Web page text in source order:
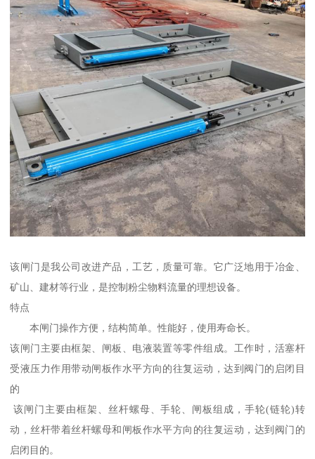
该闸门是我公司改进产品，工艺，质量可靠。它广泛地用于冶金、
矿山、建材等行业，是控制粉尘物料流量的理想设备。
特点
本闸门操作方便，结构简单。性能好，使用寿命长。
该闸门主要由框架、闸板、电液装置等零件组成。工作时，活塞杆
受液压力作用带动闸板作水平方向的往复运动，达到阀门的启闭目
的
该闸门主要由框架、丝杆螺母、手轮、闸板组成，手轮(链轮)转
动，丝杆带着丝杆螺母和闸板作水平方向的往复运动，达到阀门的
启闭目的。